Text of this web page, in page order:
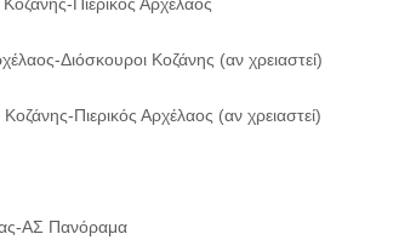
Διόσκουροι Κοζάνης (αν χρειαστεί)
Πιερικός Αρχέλαος (αν χρειαστεί)
ΑΣ Πανόραμα